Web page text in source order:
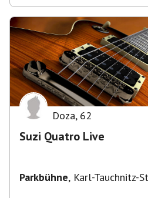
Doza, 62
Suzi Quatro Live
Parkbühne, Karl-Tauchnitz-